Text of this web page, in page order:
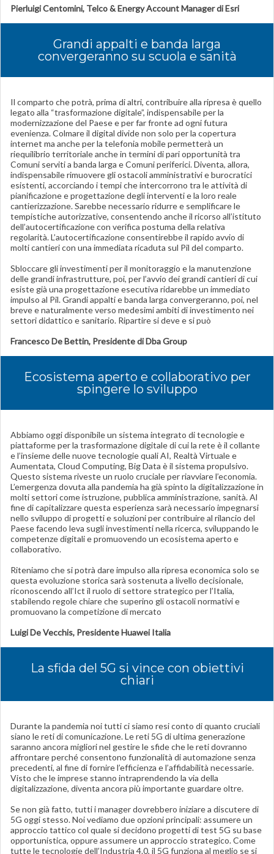
Pierluigi Centomini, Telco & Energy Account Manager di Esri
Grandi appalti e banda larga
convergeranno su scuola e sanità
Il comparto che potrà, prima di altri, contribuire alla ripresa è quello
legato alla “trasformazione digitale”, indispensabile per la
modernizzazione del Paese e per far fronte ad ogni futura
evenienza. Colmare il digital divide non solo per la copertura
internet ma anche per la telefonia mobile permetterà un
riequilibrio territoriale anche in termini di pari opportunità tra
Comuni serviti a banda larga e Comuni periferici. Diventa, allora,
indispensabile rimuovere gli ostacoli amministrativi e burocratici
esistenti, accorciando i tempi che intercorrono tra le attività di
pianificazione e progettazione degli interventi e la loro reale
cantierizzazione. Sarebbe necessario ridurre e semplificare le
tempistiche autorizzative, consentendo anche il ricorso all’istituto
dell’autocertificazione con verifica postuma della relativa
regolarità. L’autocertificazione consentirebbe il rapido avvio di
molti cantieri con una immediata ricaduta sul Pil del comparto.
Sbloccare gli investimenti per il monitoraggio e la manutenzione
delle grandi infrastrutture, poi, per l’avvio dei grandi cantieri di cui
esiste già una progettazione esecutiva ridarebbe un immediato
impulso al Pil. Grandi appalti e banda larga convergeranno, poi, nel
breve e naturalmente verso medesimi ambiti di investimento nei
settori didattico e sanitario. Ripartire si deve e si può
Francesco De Bettin, Presidente di Dba Group
Ecosistema aperto e collaborativo per
spingere lo sviluppo
Abbiamo oggi disponibile un sistema integrato di tecnologie e
piattaforme per la trasformazione digitale di cui la rete è il collante
e l’insieme delle nuove tecnologie quali AI, Realtà Virtuale e
Aumentata, Cloud Computing, Big Data è il sistema propulsivo.
Questo sistema riveste un ruolo cruciale per riavviare l’economia.
L’emergenza dovuta alla pandemia ha già spinto la digitalizzazione in
molti settori come istruzione, pubblica amministrazione, sanità. Al
fine di capitalizzare questa esperienza sarà necessario impegnarsi
nello sviluppo di progetti e soluzioni per contribuire al rilancio del
Paese facendo leva sugli investimenti nella ricerca, sviluppando le
competenze digitali e promuovendo un ecosistema aperto e
collaborativo.
Riteniamo che si potrà dare impulso alla ripresa economica solo se
questa evoluzione storica sarà sostenuta a livello decisionale,
riconoscendo all’Ict il ruolo di settore strategico per l’Italia,
stabilendo regole chiare che superino gli ostacoli normativi e
promuovano la competizione di mercato
Luigi De Vecchis, Presidente Huawei Italia
La sfida del 5G si vince con obiettivi
chiari
Durante la pandemia noi tutti ci siamo resi conto di quanto cruciali
siano le reti di comunicazione. Le reti 5G di ultima generazione
saranno ancora migliori nel gestire le sfide che le reti dovranno
affrontare perché consentono funzionalità di automazione senza
precedenti, al fine di fornire l’efficienza e l’affidabilità necessarie.
Visto che le imprese stanno intraprendendo la via della
digitalizzazione, diventa ancora più importante guardare oltre.
Se non già fatto, tutti i manager dovrebbero iniziare a discutere di
5G oggi stesso. Noi vediamo due opzioni principali: assumere un
approccio tattico col quale si decidono progetti di test 5G su base
opportunistica, oppure assumere un approccio strategico. Come
tutte le tecnologie dell’Industria 4.0, il 5G funziona al meglio se si